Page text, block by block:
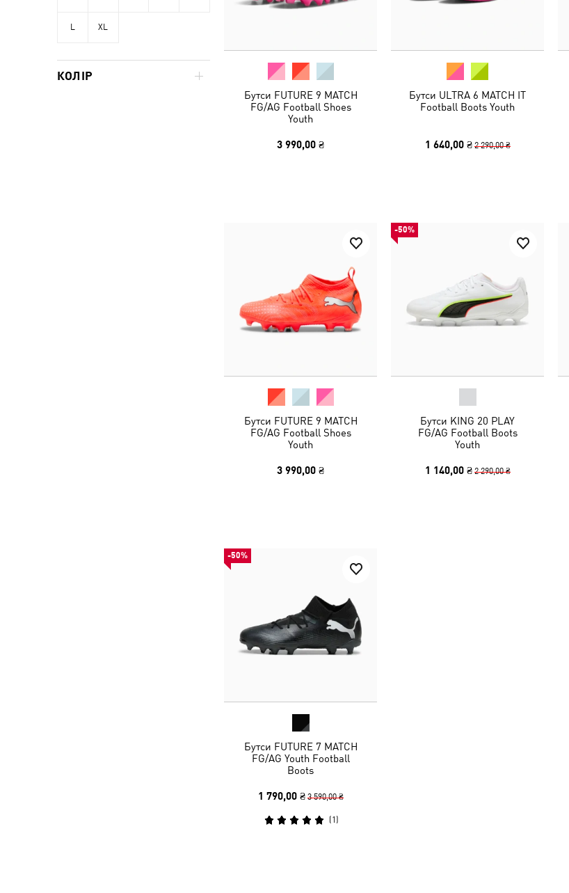
Бутси FUTURE 9 MATCH
FG/AG Football Shoes
Youth
3 990,00 ₴
Бутси ULTRA 6 MATCH IT
Football Boots Youth
1 640,00 ₴ 2 290,00 ₴
Бутси FUTURE 9 MATCH
FG/AG Football Shoes
Youth
3 990,00 ₴
-50%
Бутси KING 20 PLAY
FG/AG Football Boots
Youth
1 140,00 ₴ 2 290,00 ₴
-50%
Бутси FUTURE 7 MATCH
FG/AG Youth Football
Boots
1 790,00 ₴ 3 590,00 ₴
(1 )
L XL
КОЛІР